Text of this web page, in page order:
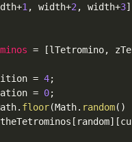
+1 , width+2 , width+3]
= [lTetromino,
= 4;
= 0;
. floor(Math. random( )
theTetrominos [ random] [